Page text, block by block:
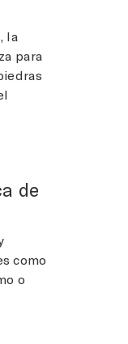
la
para
de
como
o